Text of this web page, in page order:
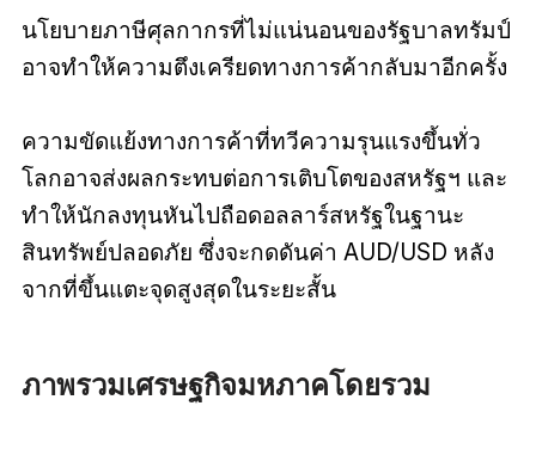
นโยบายภาษีศุลกากรที่ไม่แน่นอนของรัฐบาลทรัมป์
อาจทำให้ความตึงเครียดทางการค้ากลับมาอีกครั้ง
ความขัดแย้งทางการค้าที่ทวีความรุนแรงขึ้นทั่ว
โลกอาจส่งผลกระทบต่อการเติบโตของสหรัฐฯ และ
ทำให้นักลงทุนหันไปถือดอลลาร์สหรัฐในฐานะ
สินทรัพย์ปลอดภัย ซึ่งจะกดดันค่า AUD/USD หลัง
จากที่ขึ้นแตะจุดสูงสุดในระยะสั้น
ภาพรวมเศรษฐกิจมหภาคโดยรวม